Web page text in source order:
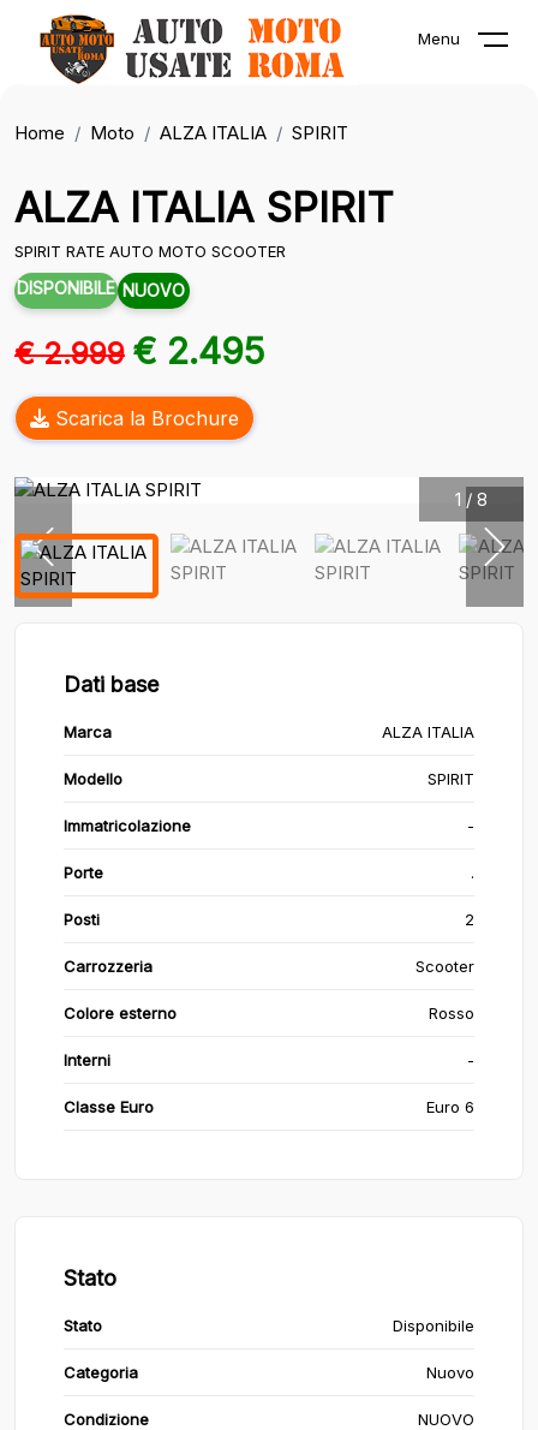
Menu
Home Moto ALZA ITALIA SPIRIT
ALZA ITALIA SPIRIT
SPIRIT RATE AUTO MOTO SCOOTER
DISPONIBILE NUOVO
€ 2.999 € 2.495
Scarica la Brochure
1 / 8
Dati base
Marca ALZA ITALIA
Modello SPIRIT
Immatricolazione -
Porte .
Posti 2
Carrozzeria Scooter
Colore esterno Rosso
Interni -
Classe Euro Euro 6
Stato
Stato Disponibile
Categoria Nuovo
Condizione NUOVO